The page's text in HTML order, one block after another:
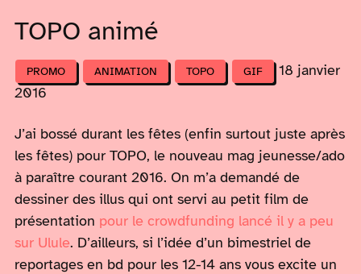
TOPO animé
PROMO ANIMATION TOPO GIF
18 janvier
2016
J’ai bossé durant les fêtes (enfin surtout juste après
les fêtes) pour TOPO, le nouveau mag jeunesse/ado
à paraître courant 2016. On m’a demandé de
dessiner des illus qui ont servi au petit film de
présentation pour le crowdfunding lancé il y a peu
sur Ulule. D’ailleurs, si l’idée d’un bimestriel de
reportages en bd pour les 12-14 ans vous excite un